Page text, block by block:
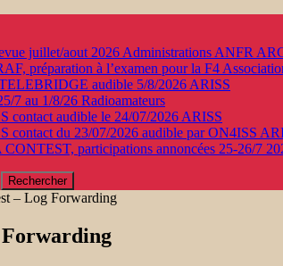
juillet/aout 2026 Administrations ANFR
préparation à l’examen pour la F4
audible 5/8/2026 ARISS
7 au 1/8/26 Radioamateurs
contact audible le 24/07/2026 ARISS
contact du 23/07/2026 audible par ON4ISS
participations annoncées 25-26/7
– Log Forwarding
Forwarding